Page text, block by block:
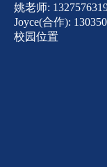
姚老师:
Joyce(合作):
校园位置